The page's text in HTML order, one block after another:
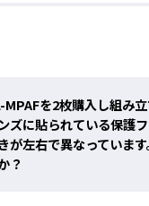
MPAFを2枚購入し組み
ズに貼られている保護
が左右で異なっていま
？